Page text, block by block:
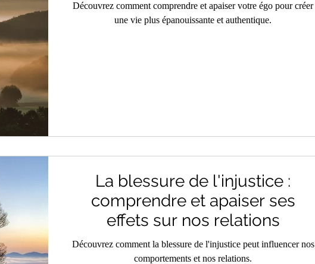
Découvrez comment comprendre et apaiser votre égo pour créer
une vie plus épanouissante et authentique.
La blessure de l'injustice :
comprendre et apaiser ses
effets sur nos relations
Découvrez comment la blessure de l'injustice peut influencer nos
comportements et nos relations.